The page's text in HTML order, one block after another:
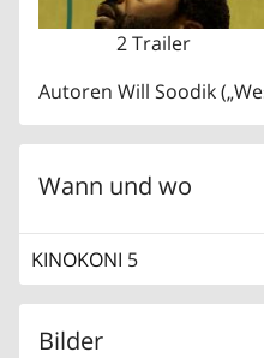
2 Trailer
Autoren Will Soodik
Wann und wo
KINOKONI 5
Bilder